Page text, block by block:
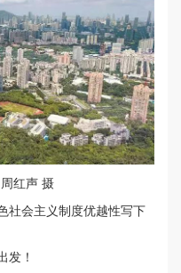
红声 摄
社会主义制度优越性写下
发！